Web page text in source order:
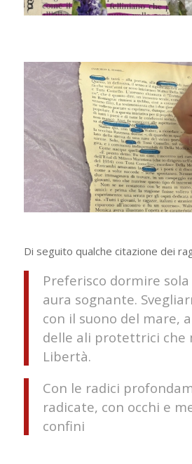
Di seguito qualche citazione dei
Preferisco dormire
aura sognante.
con il suono del mare,
delle ali protettrici che
Libertà.
Con le radici
radicate, con occhi e
confini